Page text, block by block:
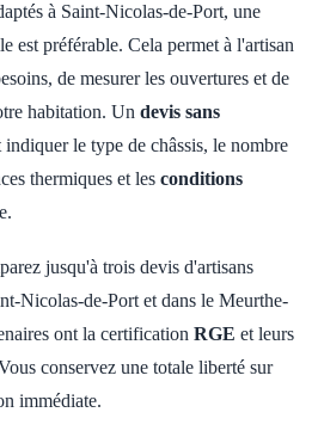
à Saint-Nicolas-de-Port, une
est préférable. Cela permet à l'artisan
de mesurer les ouvertures et de
habitation. Un devis sans
le type de châssis, le nombre
thermiques et les conditions
jusqu'à trois devis d'artisans
Nicolas-de-Port et dans le Meurthe-
ont la certification RGE et leurs
conservez une totale liberté sur
immédiate.